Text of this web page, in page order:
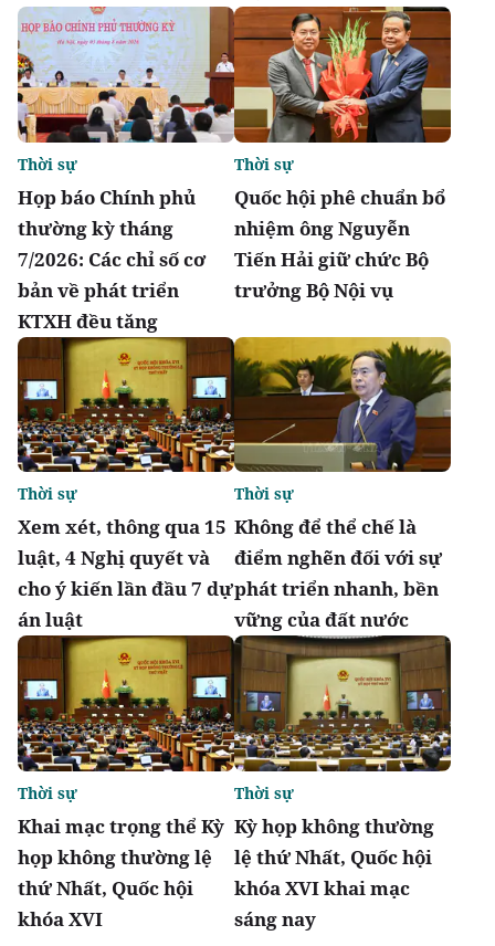
Họp báo Chính phủ
thường kỳ tháng
7/2026: Các chỉ số cơ
bản về phát triển
KTXH đều tăng
Thời sự
Quốc hội phê chuẩn bổ
nhiệm ông Nguyễn
Tiến Hải giữ chức Bộ
trưởng Bộ Nội vụ
Thời sự
Xem xét, thông qua 15
luật, 4 Nghị quyết và
cho ý kiến lần đầu 7 dự
án luật
Thời sự
Không để thể chế là
điểm nghẽn đối với sự
phát triển nhanh, bền
vững của đất nước
Thời sự
Khai mạc trọng thể Kỳ
họp không thường lệ
thứ Nhất, Quốc hội
khóa XVI
Thời sự
Kỳ họp không thường
lệ thứ Nhất, Quốc hội
khóa XVI khai mạc
sáng nay
Thời sự